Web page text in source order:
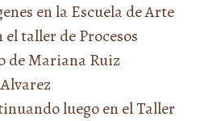
en la Escuela de Arte
taller de Procesos
de Mariana Ruiz
luego en el Taller